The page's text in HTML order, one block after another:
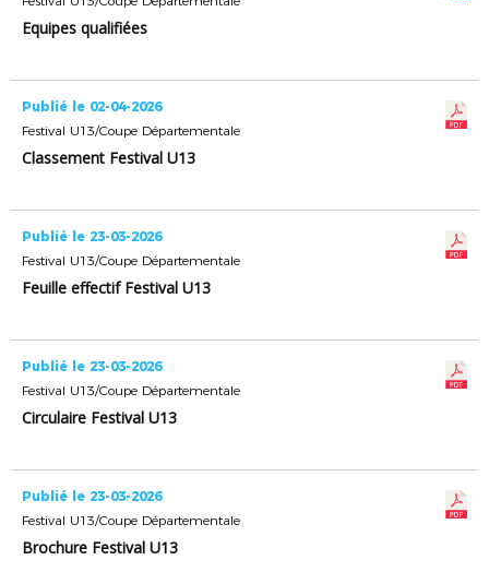
Equipes qualifiées
Publié le 02-04-2026
Festival U13/Coupe Départementale
Classement Festival U13
Publié le 23-03-2026
Festival U13/Coupe Départementale
Feuille effectif Festival U13
Publié le 23-03-2026
Festival U13/Coupe Départementale
Circulaire Festival U13
Publié le 23-03-2026
Festival U13/Coupe Départementale
Brochure Festival U13